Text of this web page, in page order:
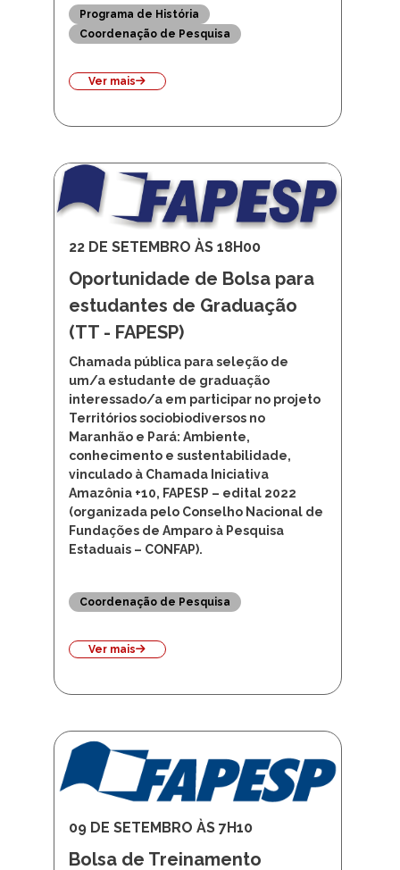
Programa de História
Coordenação de Pesquisa
Ver mais
22 DE SETEMBRO ÀS 18H00
Oportunidade de Bolsa para
estudantes de Graduação
(TT - FAPESP)
Chamada pública para seleção de
um/a estudante de graduação
interessado/a em participar no projeto
Territórios sociobiodiversos no
Maranhão e Pará: Ambiente,
conhecimento e sustentabilidade,
vinculado à Chamada Iniciativa
Amazônia +10, FAPESP – edital 2022
(organizada pelo Conselho Nacional de
Fundações de Amparo à Pesquisa
Estaduais – CONFAP).
Coordenação de Pesquisa
Ver mais
09 DE SETEMBRO ÀS 7H10
Bolsa de Treinamento